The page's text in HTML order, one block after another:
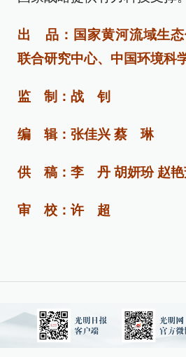
出 品：国家黄河流域生态
联合研究中心、中国环境科
监 制：战 钊
编 辑：张佳兴 蔡 琳
供 稿：李 丹 胡妍玢 赵艳
审 校：许 超